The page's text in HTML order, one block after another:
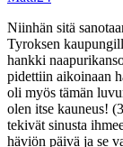
Niinhän sitä
Tyroksen
hankki
pidettiin aikoinaan
oli myös tämän
olen itse kauneus!
tekivät sinusta
häviön päivä ja se